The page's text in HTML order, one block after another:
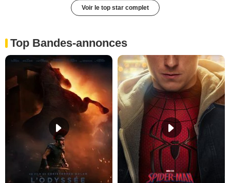
Voir le top star complet
Top Bandes-annonces